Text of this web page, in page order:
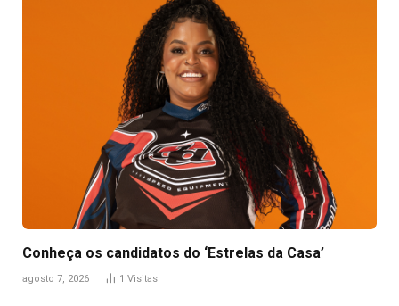
Conheça os candidatos do ‘Estrelas da Casa’
agosto 7, 2026 1 Visitas